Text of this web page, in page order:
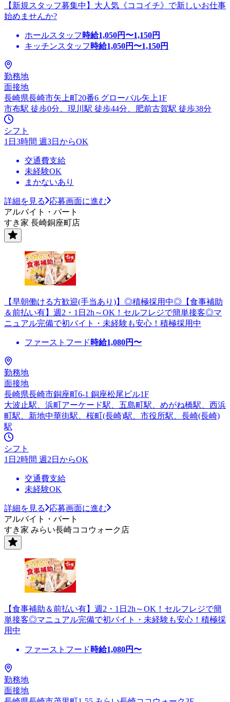
【新規スタッフ募集中】大人気《ココイチ》で新しいお仕事
始めませんか?
ホールスタッフ 時給1,050円〜1,150円
キッチンスタッフ 時給1,050円〜1,150円
勤務地
面接地
長崎県長崎市矢上町20番6 グローバル矢上1F
市布駅 徒歩0分、現川駅 徒歩44分、肥前古賀駅 徒歩38分
シフト
1日3時間 週3日からOK
交通費支給
未経験OK
まかないあり
詳細を見る
応募画面に進む
アルバイト・パート
すき家 長崎銅座町店
【早朝働ける方歓迎(手当あり)】◎積極採用中◎【食事補助
＆前払い有】週2・1日2h～OK！セルフレジで簡単接客◎マ
ニュアル完備で初バイト・未経験も安心！積極採用中
ファーストフード 時給1,080円〜
勤務地
面接地
長崎県長崎市銅座町6-1 銅座松尾ビル1F
大波止駅、浜町アーケード駅、五島町駅、めがね橋駅、西浜
町駅、新地中華街駅、桜町(長崎)駅、市役所駅、長崎(長崎)
駅
シフト
1日2時間 週2日からOK
交通費支給
未経験OK
詳細を見る
応募画面に進む
アルバイト・パート
すき家 みらい長崎ココウォーク店
【食事補助＆前払い有】週2・1日2h～OK！セルフレジで簡
単接客◎マニュアル完備で初バイト・未経験も安心！積極採
用中
ファーストフード 時給1,080円〜
勤務地
面接地